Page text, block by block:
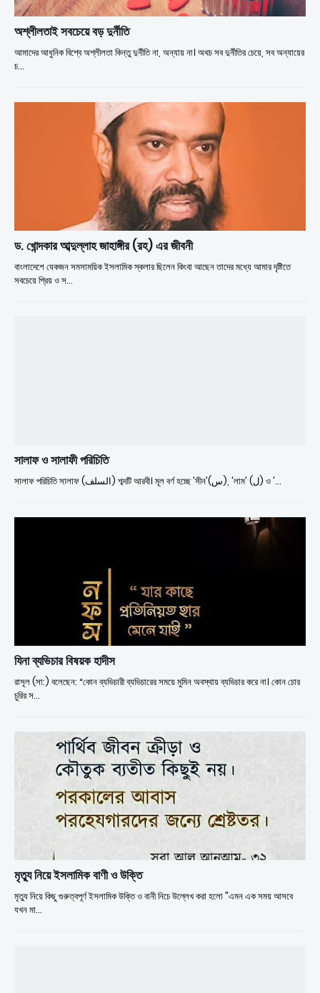
অশ্লীলতাই সবচেয়ে বড় দুর্নীতি
আমাদের আধুনিক বিশ্বে অশ্লীলতা কিন্তু দুর্নীতি না, অন্যায় না। অথচ সব দুর্নীতির চেয়ে, সব অন্যায়ের
চ…
ড. খোন্দকার আব্দুল্লাহ জাহাঙ্গীর (রহ) এর জীবনী
বাংলাদেশে যেকজন সমসাময়িক ইসলামিক স্কলার ছিলেন কিংবা আছেন তাদের মধ্যে আমার দৃষ্টিতে
সবচেয়ে প্রিয় ও স…
সালাফ ও সালাফী পরিচিতি
সালাফ পরিচিতি সালাফ (السلف) শব্দটি আরবী। মূল বর্ণ হচ্ছে 'সীন'(س), 'লাম' (ل) ও '…
যিনা ব্যভিচার বিষয়ক হাদীস
রাসূল (সা:) বলেছেন: “কোন ব্যভিচারী ব্যভিচারের সময়ে মুমিন অবস্থায় ব্যভিচার করে না। কোন চোর
চুরির স…
মৃত্যু নিয়ে ইসলামিক বাণী ও উক্তি
মৃত্যু নিয়ে কিছু গুরুত্বপূর্ণ ইসলামিক উক্তি ও বানী নিচে উল্লেখ করা হলো "এমন এক সময় আসবে
যখন মা…